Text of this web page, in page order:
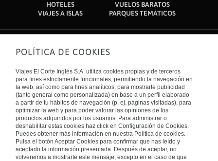
HOTELES
VUELOS BARATOS
VIAJES A ISLAS
PARQUES TEMÁTICOS
Sobre nosotros
Quiénes somos
Financiación
Sostenibilidad
Turismo accesible
Tarjeta El Corte Inglés
Trabaja con nosotros
El Corte Inglés
Canal Ético
Enlaces de interés
Guías de viaje
Catálogos
Auto check-in
Condiciones Generales
Política de privacidad
Política de cookies
Accesibilidad
Empresas/ Grupos
Internacional
España
Visita nuestro blog
POLÍTICA DE COOKIES
Viajes El Corte Inglés S.A. utiliza cookies propias y de terceros
para fines estrictamente funcionales, permitiendo la navegación en
la web, así como para fines analíticos, para mostrarte publicidad
(tanto general como personalizada) en base a un perfil elaborado
a partir de tu hábitos de navegación (p. ej. páginas visitadas), para
optimizar la web y para poder valorar las opiniones de los
productos adquiridos por los usuarios. Para administrar o
deshabilitar estas cookies haz click en Configuración de Cookies.
Puedes obtener más información en nuestra Política de cookies.
Pulsa el botón Aceptar Cookies para confirmar que has leído y
aceptado la información presentada. Después de aceptar, no
volveremos a mostrarte este mensaje, excepto en el caso de que